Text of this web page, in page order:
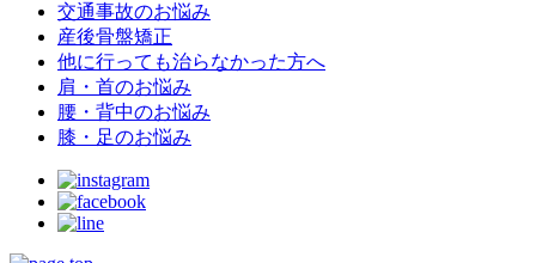
交通事故のお悩み
産後骨盤矯正
他に行っても治らなかった方へ
肩・首のお悩み
腰・背中のお悩み
膝・足のお悩み